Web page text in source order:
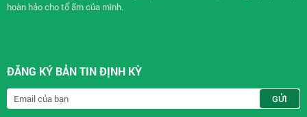
hoàn hảo cho tổ ấm của mình.
ĐĂNG KÝ BẢN TIN ĐỊNH KỲ